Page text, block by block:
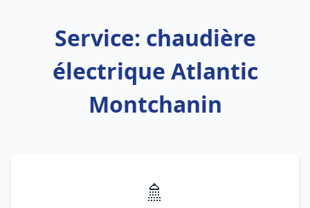
Service: chaudière
électrique Atlantic
Montchanin
🚿